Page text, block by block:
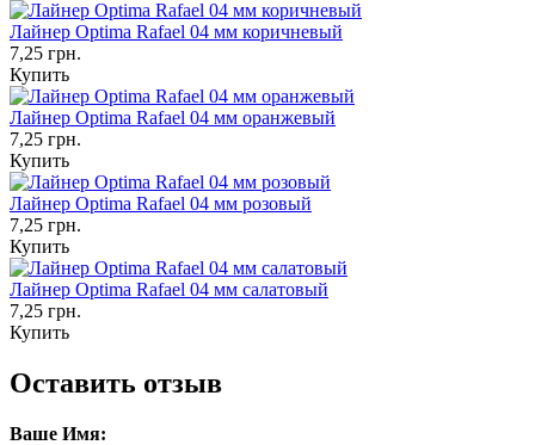
Лайнер Optima Rafael 04 мм коричневый
7,25 грн.
Купить
Лайнер Optima Rafael 04 мм оранжевый
7,25 грн.
Купить
Лайнер Optima Rafael 04 мм розовый
7,25 грн.
Купить
Лайнер Optima Rafael 04 мм салатовый
7,25 грн.
Купить
Оставить отзыв
Ваше Имя: